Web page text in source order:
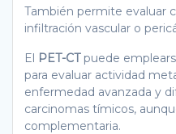
También permite evaluar
infiltración vascular o
El PET-CTpuede
para evaluar actividad
enfermedad avanzada y
carcinomas tímicos,
complementaria.